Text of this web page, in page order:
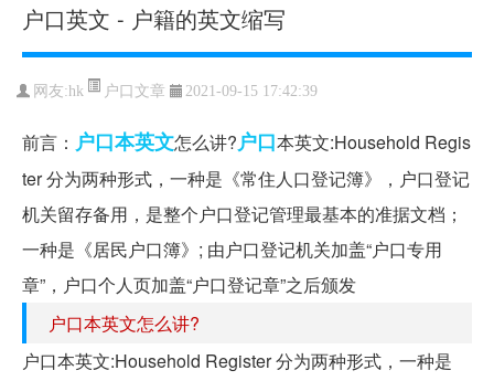
户口英文 - 户籍的英文缩写
网友:hk 户口文章 2021-09-15 17:42:39
前言： 户口本英文怎么讲?户口本英文:Household Regis
ter 分为两种形式，一种是《常住人口登记簿》，户口登记
机关留存备用，是整个户口登记管理最基本的准据文档；
一种是《居民户口簿》; 由户口登记机关加盖“户口专用
章”，户口个人页加盖“户口登记章”之后颁发
户口本英文怎么讲?
户口本英文:Household Register 分为两种形式，一种是